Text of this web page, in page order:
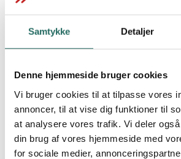
Samtykke Detaljer
Denne hjemmeside bruger cookies
Vi bruger cookies til at tilpasse vores
annoncer, til at vise dig funktioner til
at analysere vores trafik. Vi deler
din brug af vores hjemmeside med
for sociale medier,
blandt andet handler om
webinarer, skiture for Young Crew og
Hvis du selv vil modtage
marketing@ipma.world
Lene Larsen